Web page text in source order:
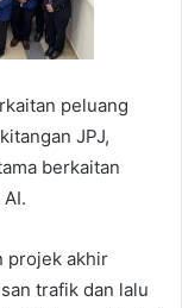
peluang
JPJ,
berkaitan
projek akhir
trafik dan lalu